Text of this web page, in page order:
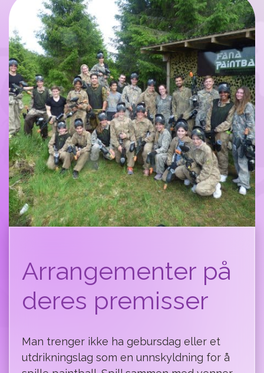
Arrangementer på
deres premisser
Man trenger ikke ha gebursdag eller et
utdrikningslag som en unnskyldning for å